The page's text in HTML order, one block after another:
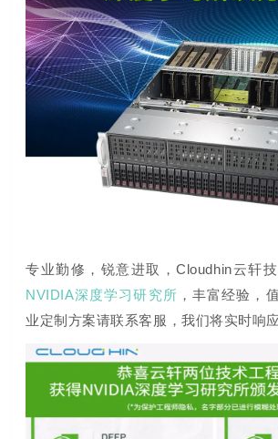
专业勤修，锐意进取，Cloudhin云轩
NVIDIA深度学习研究所 ，丰富经验，
业定制方案请联系客服，我们将实时响